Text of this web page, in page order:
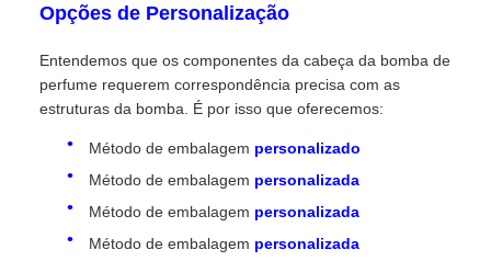
Opções de Personalização
Entendemos que os componentes da cabeça da bomba de
perfume requerem correspondência precisa com as
estruturas da bomba. É por isso que oferecemos:
Método de embalagem personalizado
Método de embalagem personalizada
Método de embalagem personalizada
Método de embalagem personalizada